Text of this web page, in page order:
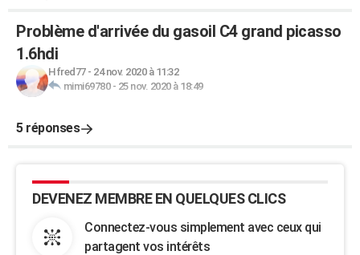
Problème d'arrivée du gasoil C4 grand picasso
1.6hdi
Hfred77- 24 nov. 2020 à 11:32
mimi69780- 25 nov. 2020 à 18:49
5 réponses
DEVENEZ MEMBRE EN QUELQUES CLICS
Connectez-vous simplement avec ceux qui
partagent vos intérêts